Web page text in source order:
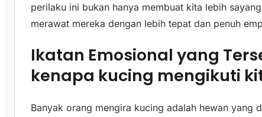
perilaku ini bukan hanya membuat kita lebih
merawat mereka dengan lebih tepat dan penuh
Ikatan Emosional yang
kenapa kucing mengikuti
Banyak orang mengira kucing adalah hewan yang